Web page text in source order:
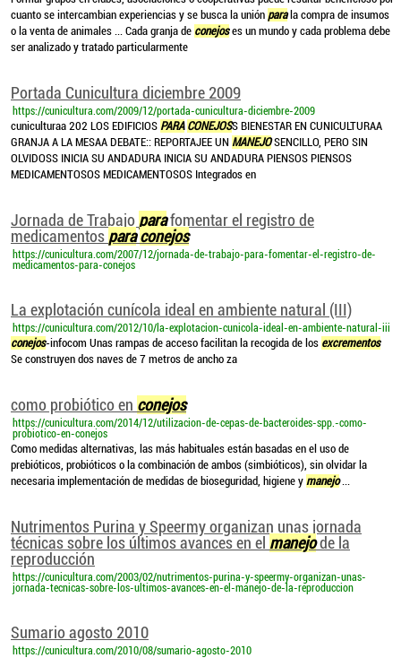
cuanto se intercambian experiencias y se busca la unión parala compra de insumos
o la venta de animales ... Cada granja de conejoses un mundo y cada problema debe
ser analizado y tratado particularmente
Portada Cunicultura diciembre 2009
https://cunicultura.com/2009/12/portada-cunicultura-diciembre-2009
cuniculturaa 202 LOS EDIFICIOS PARA CONEJOSS BIENESTAR EN CUNICULTURAA
GRANJA A LA MESAA DEBATE:: REPORTAJEE UN MANEJOSENCILLO, PERO SIN
OLVIDOSS INICIA SU ANDADURA INICIA SU ANDADURA PIENSOS PIENSOS
MEDICAMENTOSOS MEDICAMENTOSOS Integrados en
Jornada de Trabajo parafomentar el registro de
medicamentos para conejos
https://cunicultura.com/2007/12/jornada-de-trabajo-para-fomentar-el-registro-de-
medicamentos-para-conejos
La explotación cunícola ideal en ambiente natural (III)
https://cunicultura.com/2012/10/la-explotacion-cunicola-ideal-en-ambiente-natural-iii
conejos-infocom Unas rampas de acceso facilitan la recogida de los excrementos
Se construyen dos naves de 7 metros de ancho za
como probiótico en conejos
https://cunicultura.com/2014/12/utilizacion-de-cepas-de-bacteroides-spp.-como-
probiotico-en-conejos
Como medidas alternativas, las más habituales están basadas en el uso de
prebióticos, probióticos o la combinación de ambos (simbióticos), sin olvidar la
necesaria implementación de medidas de bioseguridad, higiene y manejo...
Nutrimentos Purina y Speermy organizan unas jornada
técnicas sobre los últimos avances en el manejode la
reproducción
https://cunicultura.com/2003/02/nutrimentos-purina-y-speermy-organizan-unas-
jornada-tecnicas-sobre-los-ultimos-avances-en-el-manejo-de-la-reproduccion
Sumario agosto 2010
https://cunicultura.com/2010/08/sumario-agosto-2010